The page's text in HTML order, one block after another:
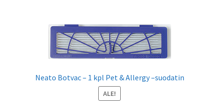
Neato Botvac – 1 kpl Pet & Allergy –suodatin
ALE!